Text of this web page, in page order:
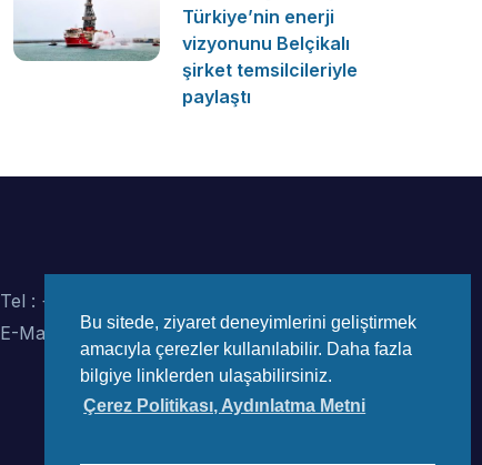
Türkiye’nin enerji
vizyonunu Belçikalı
şirket temsilcileriyle
paylaştı
Tel : +90 (312) 442 82 78
E-Mail : info@wec-turkiye.org.tr
Bu sitede, ziyaret deneyimlerini geliştirmek
amacıyla çerezler kullanılabilir. Daha fazla
bilgiye linklerden ulaşabilirsiniz.
Çerez Politikası, Aydınlatma Metni